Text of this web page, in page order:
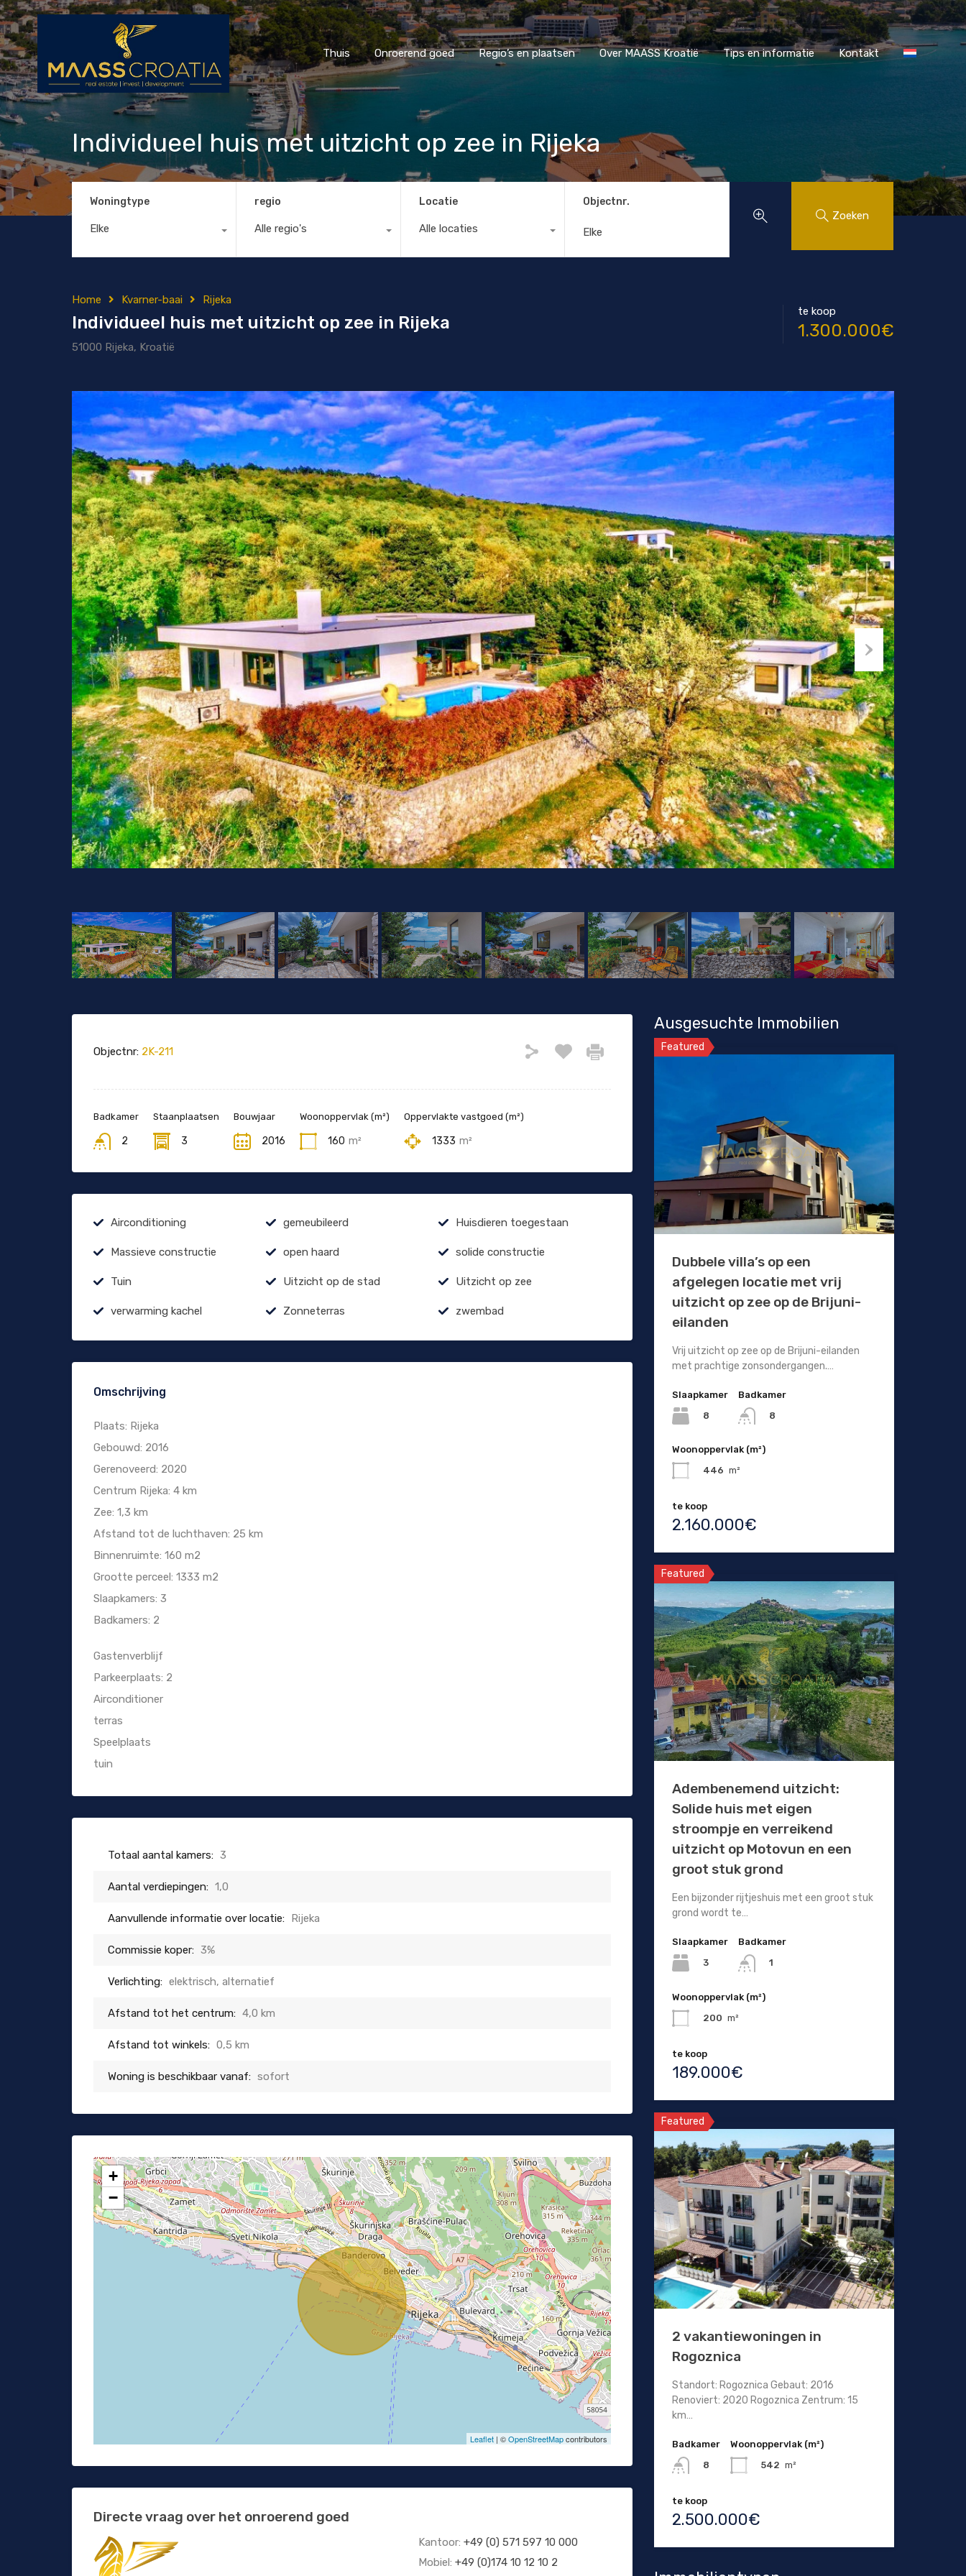
Thuis Onroerend goed Regio’s en plaatsen Over MAASS Kroatië Tips en informatie Kontakt
Thuis Onroerend goed Regio’s en plaatsen Over MAASS Kroatië Tips en informatie Kontakt
Individueel huis met uitzicht op zee in Rijeka
Woningtype
Elke
regio
Alle regio's
Locatie
Alle locaties
Objectnr.
Zoeken
Home Kvarner-baai Rijeka
Individueel huis met uitzicht op zee in Rijeka
51000 Rijeka, Kroatië
te koop
1.300.000€
Objectnr: 2K-211
Badkamer
2
Staanplaatsen
3
Bouwjaar
2016
Woonoppervlak (m²)
160 m²
Oppervlakte vastgoed (m²)
1333 m²
Airconditioning gemeubileerd Huisdieren toegestaan
Massieve constructie open haard solide constructie
Tuin Uitzicht op de stad Uitzicht op zee
verwarming kachel Zonneterras zwembad
Omschrijving
Plaats: Rijeka
Gebouwd: 2016
Gerenoveerd: 2020
Centrum Rijeka: 4 km
Zee: 1,3 km
Afstand tot de luchthaven: 25 km
Binnenruimte: 160 m2
Grootte perceel: 1333 m2
Slaapkamers: 3
Badkamers: 2
Gastenverblijf
Parkeerplaats: 2
Airconditioner
terras
Speelplaats
tuin
Totaal aantal kamers: 3
Aantal verdiepingen: 1,0
Aanvullende informatie over locatie: Rijeka
Commissie koper: 3%
Verlichting: elektrisch, alternatief
Afstand tot het centrum: 4,0 km
Afstand tot winkels: 0,5 km
Woning is beschikbaar vanaf: sofort
+
−
Leaflet| ©OpenStreetMapcontributors
Directe vraag over het onroerend goed
Kantoor: +49 (0) 571 597 10 000
Mobiel: +49 (0)174 10 12 10 2
Ausgesuchte Immobilien
Featured
Dubbele villa’s op een
afgelegen locatie met vrij
uitzicht op zee op de Brijuni-
eilanden
Vrij uitzicht op zee op de Brijuni-eilanden
met prachtige zonsondergangen.…
Slaapkamer
8
Badkamer
8
Woonoppervlak (m²)
446 m²
te koop
2.160.000€
Featured
Adembenemend uitzicht:
Solide huis met eigen
stroompje en verreikend
uitzicht op Motovun en een
groot stuk grond
Een bijzonder rijtjeshuis met een groot stuk
grond wordt te…
Slaapkamer
3
Badkamer
1
Woonoppervlak (m²)
200 m²
te koop
189.000€
Featured
2 vakantiewoningen in
Rogoznica
Standort: Rogoznica Gebaut: 2016
Renoviert: 2020 Rogoznica Zentrum: 15
km…
Badkamer
8
Woonoppervlak (m²)
542 m²
te koop
2.500.000€